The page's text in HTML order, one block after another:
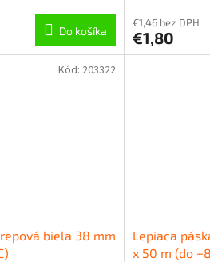
Do košíka
€1,46 bez DPH
€1,80
biela 38 mm
Kód: 203322
Lepiaca
x 50 m (do